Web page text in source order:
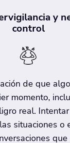
y
control
de que
momento,
real.
situaciones o